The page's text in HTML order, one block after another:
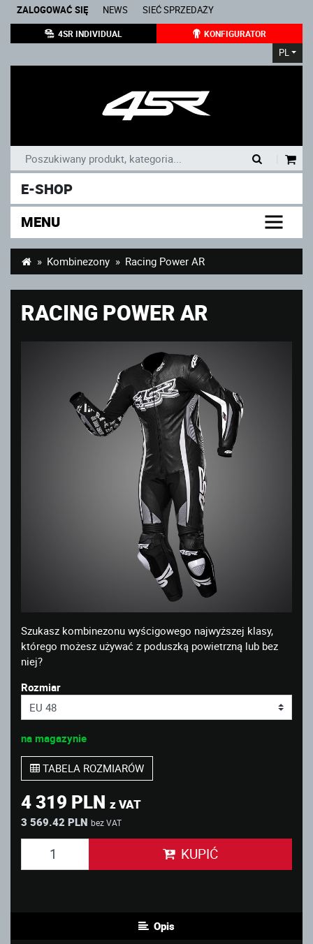
ZALOGOWAĆ SIĘ NEWS SIEĆ SPRZEDAŻY
4SR INDIVIDUAL KONFIGURATOR
PL
E-SHOP
MENU
Kombinezony Racing Power AR
RACING POWER AR
Szukasz kombinezonu wyścigowego najwyższej klasy,
którego możesz używać z poduszką powietrzną lub bez
niej?
Rozmiar
na magazynie
TABELA ROZMIARÓW
4 319 PLN z VAT
3 569.42 PLN bez VAT
KUPIĆ
Opis